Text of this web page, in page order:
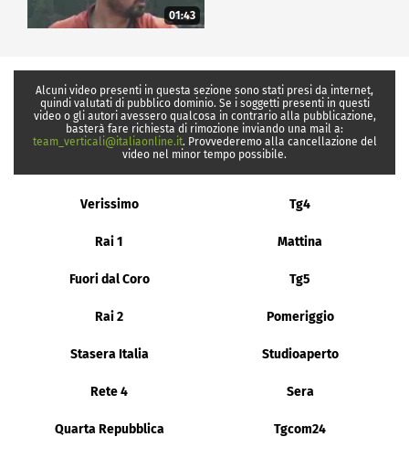
01:43
Alcuni video presenti in questa sezione sono stati presi da internet,
quindi valutati di pubblico dominio. Se i soggetti presenti in questi
video o gli autori avessero qualcosa in contrario alla pubblicazione,
basterà fare richiesta di rimozione inviando una mail a:
team_verticali@italiaonline.it. Provvederemo alla cancellazione del
video nel minor tempo possibile.
Verissimo Tg4
Rai 1 Mattina
Fuori dal Coro Tg5
Rai 2 Pomeriggio
Stasera Italia Studioaperto
Rete 4 Sera
Quarta Repubblica Tgcom24